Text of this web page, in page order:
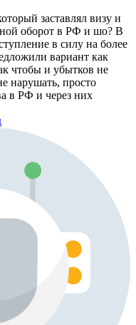
заставлял визу и
оборот в РФ и шо? В
в силу на более
вариант как
чтобы и убытков не
нарушать, просто
в РФ и через них